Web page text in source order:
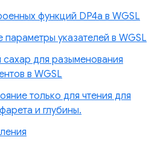
функций DP4a в WGSL
параметры указателей в WGSL
сахар для разыменования
в WGSL
только для чтения для
и глубины.